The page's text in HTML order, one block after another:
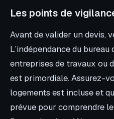
Les points de
Avant de valider un devis,
L’indépendance du bureau
entreprises de travaux ou
est primordiale. Assurez-
logements est incluse et
prévue pour comprendre